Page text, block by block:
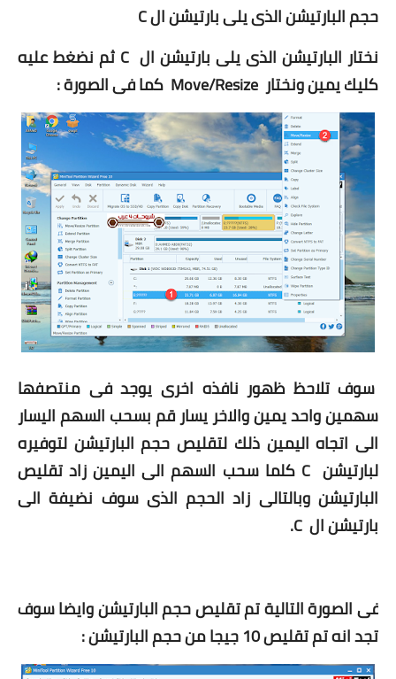
حجم البارتيشن الذى يلى بارتيشن الC
نختار البارتيشن الذى يلى بارتيشن ال C ثم نضغط عليه
كليك يمين ونختار Move/Resize كما فى الصورة :
سوف تلاحظ ظهور نافذه اخرى يوجد فى منتصفها
سهمين واحد يمين والاخر يسار قم بسحب السهم اليسار
الى اتجاه اليمين ذلك لتقليص حجم البارتيشن لتوفيره
لبارتيشن C كلما سحب السهم الى اليمين زاد تقليص
البارتيشن وبالتالى زاد الحجم الذى سوف نضيفة الى
بارتيشن ال .C
فى الصورة التالية تم تقليص حجم البارتيشن وايضا سوف
تجد انه تم تقليص 10 جيجا من حجم البارتيشن :